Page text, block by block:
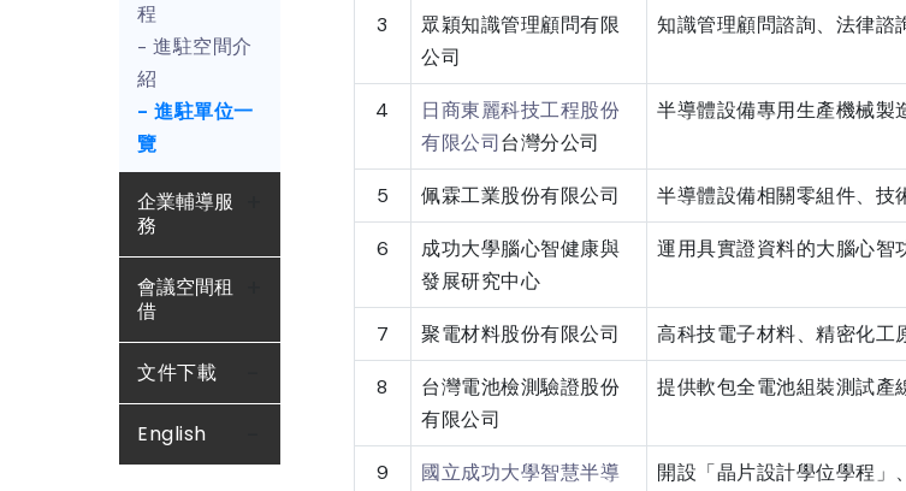
程
- 進駐空間介
紹
- 進駐單位一
覽
企業輔導服
務
會議空間租
借
文件下載
English
3
眾穎知識管理顧問有限
公司
知識管理顧問諮詢、法律諮
4
日商東麗科技工程股份
有限公司台灣分公司
半導體設備專用生產機械製
5 佩霖工業股份有限公司 半導體設備相關零組件、技
6
成功大學腦心智健康與
發展研究中心
運用具實證資料的大腦心智
7 聚電材料股份有限公司 高科技電子材料、精密化工
8
台灣電池檢測驗證股份
有限公司
提供軟包全電池組裝測試產
9
國立成功大學智慧半導
開設「晶片設計學位學程」